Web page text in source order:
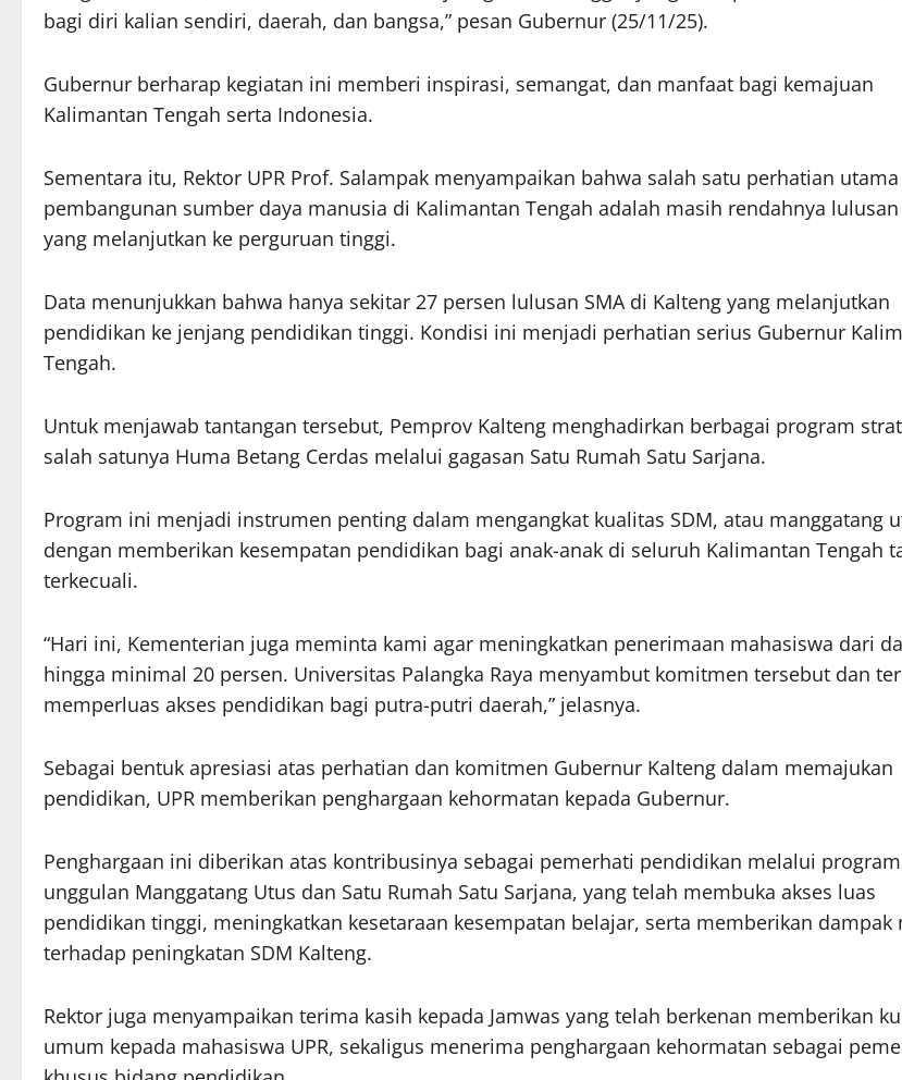
bagi diri kalian sendiri, daerah, dan bangsa,” pesan Gubernur (25/11/25).
Gubernur berharap kegiatan ini memberi inspirasi, semangat, dan manfaat bagi kemajuan
Kalimantan Tengah serta Indonesia.
Sementara itu, Rektor UPR Prof. Salampak menyampaikan bahwa salah satu perhatian
pembangunan sumber daya manusia di Kalimantan Tengah adalah masih rendahnya lulusan
yang melanjutkan ke perguruan tinggi.
Data menunjukkan bahwa hanya sekitar 27 persen lulusan SMA di Kalteng yang melanjutkan
pendidikan ke jenjang pendidikan tinggi. Kondisi ini menjadi perhatian serius Gubernur
Tengah.
Untuk menjawab tantangan tersebut, Pemprov Kalteng menghadirkan berbagai program
salah satunya Huma Betang Cerdas melalui gagasan Satu Rumah Satu Sarjana.
Program ini menjadi instrumen penting dalam mengangkat kualitas SDM, atau manggatang
dengan memberikan kesempatan pendidikan bagi anak-anak di seluruh Kalimantan Tengah
terkecuali.
“Hari ini, Kementerian juga meminta kami agar meningkatkan penerimaan mahasiswa dari
hingga minimal 20 persen. Universitas Palangka Raya menyambut komitmen tersebut dan
memperluas akses pendidikan bagi putra-putri daerah,” jelasnya.
Sebagai bentuk apresiasi atas perhatian dan komitmen Gubernur Kalteng dalam memajukan
pendidikan, UPR memberikan penghargaan kehormatan kepada Gubernur.
Penghargaan ini diberikan atas kontribusinya sebagai pemerhati pendidikan melalui program
unggulan Manggatang Utus dan Satu Rumah Satu Sarjana, yang telah membuka akses luas
pendidikan tinggi, meningkatkan kesetaraan kesempatan belajar, serta memberikan dampak
terhadap peningkatan SDM Kalteng.
Rektor juga menyampaikan terima kasih kepada Jamwas yang telah berkenan memberikan
umum kepada mahasiswa UPR, sekaligus menerima penghargaan kehormatan sebagai